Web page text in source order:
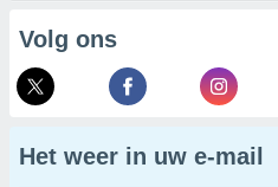
Volg ons
Het weer in uw e-mail